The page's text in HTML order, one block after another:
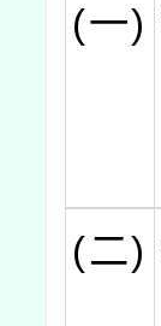
(一)
(二)